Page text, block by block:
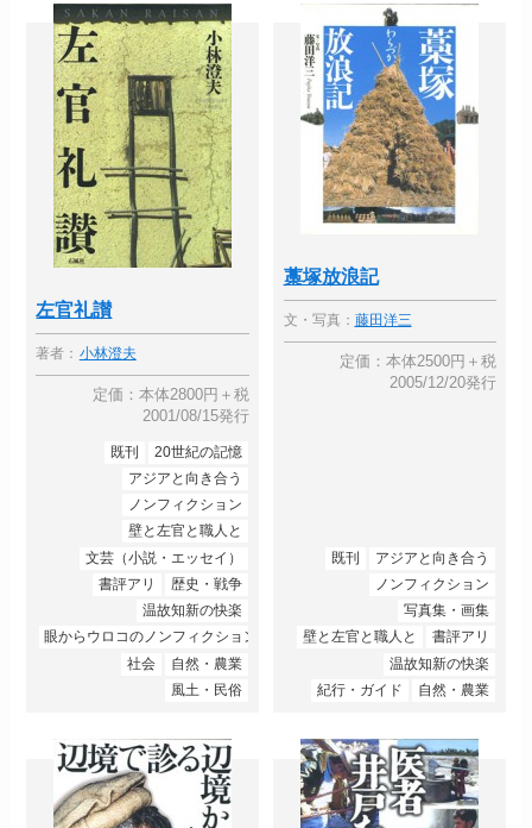
左官礼讃
著者： 小林澄夫
定価：本体2800円＋税
2001/08/15発行
既刊
20世紀の記憶
アジアと向き合う
ノンフィクション
壁と左官と職人と
文芸（小説・エッセイ）
書評アリ
歴史・戦争
温故知新の快楽
眼からウロコのノンフィクション
社会
自然・農業
風土・民俗
藁塚放浪記
文・写真： 藤田洋三
定価：本体2500円＋税
2005/12/20発行
既刊
アジアと向き合う
ノンフィクション
写真集・画集
壁と左官と職人と
書評アリ
温故知新の快楽
紀行・ガイド
自然・農業